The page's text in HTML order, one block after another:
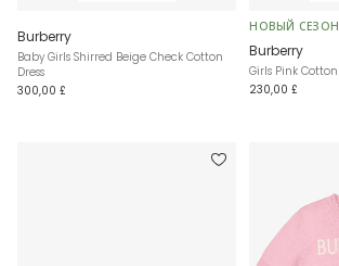
Burberry
Baby Girls Shirred Beige Check Cotton
Dress
300,00 £
НОВЫЙ СЕЗОН
Burberry
Girls Pink
230,00 £